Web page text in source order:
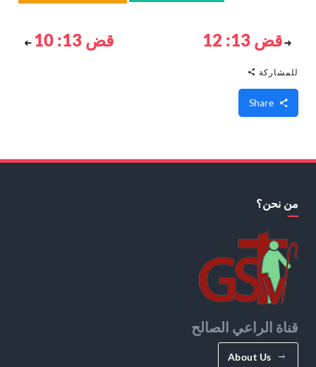
قض 13: 12 قض 13: 10
للمشاركة
من نحن؟
قناة الراعي الصالح
About Us